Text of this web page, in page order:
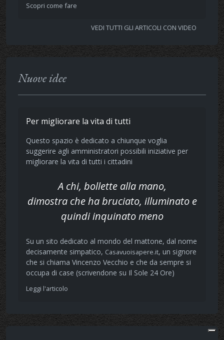
Scopri come fare
VEDI TUTTI GLI ARTICOLI CON VIDEO
Nuove idee
Per migliorare la vita di tutti
Questo spazio è dedicato a chiunque voglia
suggerire agli amministratori possibili iniziative per
migliorare la vita di tutti i cittadini
A chi, bollette alla mano,
dimostra che ha bruciato, illuminato e
quindi inquinato meno
Su un sito dedicato al mondo del mattone, dal nome
decisamente simpatico, Casavuoisapere.it, un signore
che si chiama Vincenzo Vecchio e che da sempre si
occupa di case (scrivendone su Il Sole 24 Ore)
Leggi l'articolo